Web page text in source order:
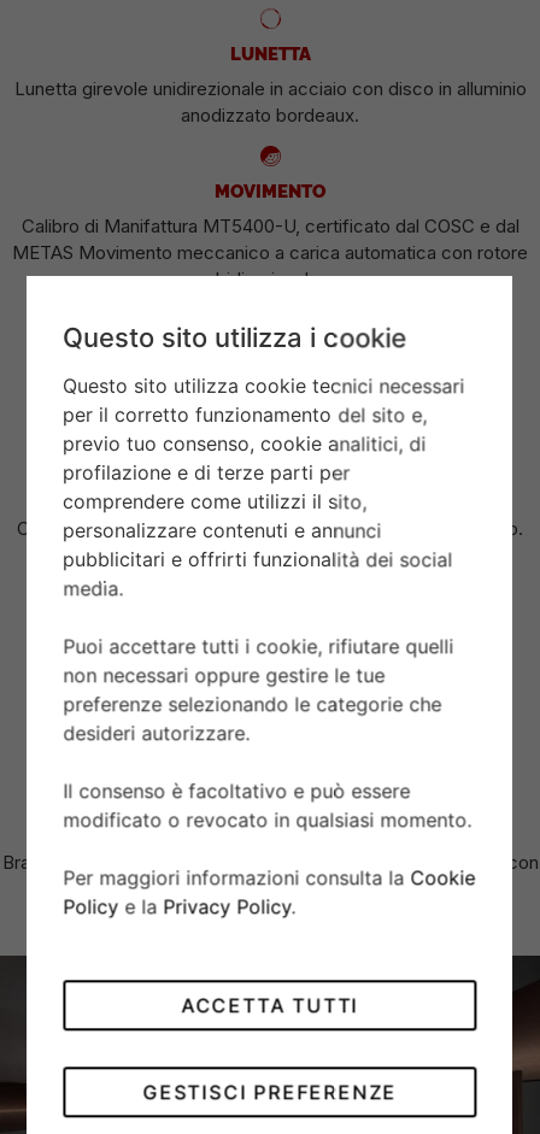
LUNETTA
Lunetta girevole unidirezionale in acciaio con disco in alluminio
anodizzato bordeaux.
MOVIMENTO
Calibro di Manifattura MT5400-U, certificato dal COSC e dal
METAS Movimento meccanico a carica automatica con rotore
bidirezionale.
QUADRANTE
Bordeaux, bombato, con indici delle ore applicati.
CORONA DI CARICA
Corona di carica a vite in acciaio con la rosa TUDOR in rilievo.
Vetro zaffiro bombato.
AUTONOMIA
BRACCIALE
Bracciale a cinque maglie in acciaio, finitura lucida e satinata, con
chiusura TUDOR “T-fit”.
Questo sito utilizza i cookie
Questo sito utilizza cookie tecnici necessari
per il corretto funzionamento del sito e,
previo tuo consenso, cookie analitici, di
profilazione e di terze parti per
comprendere come utilizzi il sito,
personalizzare contenuti e annunci
pubblicitari e offrirti funzionalità dei social
media.
Puoi accettare tutti i cookie, rifiutare quelli
non necessari oppure gestire le tue
preferenze selezionando le categorie che
desideri autorizzare.
Il consenso è facoltativo e può essere
modificato o revocato in qualsiasi momento.
Per maggiori informazioni consulta la Cookie
Policy e la Privacy Policy.
GESTISCI PREFERENZE
ACCETTA TUTTI